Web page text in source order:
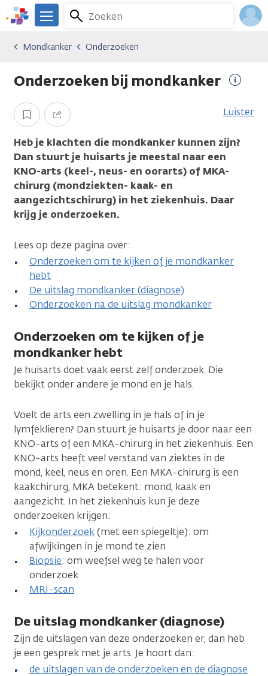
Overslaan
en
gaan
We
er
je.
Zoeken
Menu
Kankersoorten
Mondkanker
Onderzoeken
Mondkanker Onderzoeken
Onderzoeken bij mondkanker
Opslaan Delen Luister
Heb je klachten die mondkanker kunnen zijn?
Dan stuurt je huisarts je meestal naar een
KNO-arts (keel-, neus- en oorarts) of MKA-
chirurg (mondziekten- kaak- en
aangezichtschirurg) in het ziekenhuis. Daar
krijg je onderzoeken.
Lees op deze pagina over:
Onderzoeken om te kijken of je mondkanker
hebt
De uitslag mondkanker (diagnose)
Onderzoeken na de uitslag mondkanker
Onderzoeken om te kijken of je
mondkanker hebt
Je huisarts doet vaak eerst zelf onderzoek. Die
bekijkt onder andere je mond en je hals.
Voelt de arts een zwelling in je hals of in je
lymfeklieren? Dan stuurt je huisarts je door naar een
KNO-arts of een MKA-chirurg in het ziekenhuis. Een
KNO-arts heeft veel verstand van ziektes in de
mond, keel, neus en oren. Een MKA-chirurg is een
kaakchirurg, MKA betekent: mond, kaak en
aangezicht. In het ziekenhuis kun je deze
onderzoeken krijgen:
Kijkonderzoek(met een spiegeltje): om
afwijkingen in je mond te zien
Biopsie: om weefsel weg te halen voor
onderzoek
MRI-scan
De uitslag mondkanker (diagnose)
Zijn de uitslagen van deze onderzoeken er, dan heb
je een gesprek met je arts. Je hoort dan:
de uitslagen van de onderzoeken en de diagnose